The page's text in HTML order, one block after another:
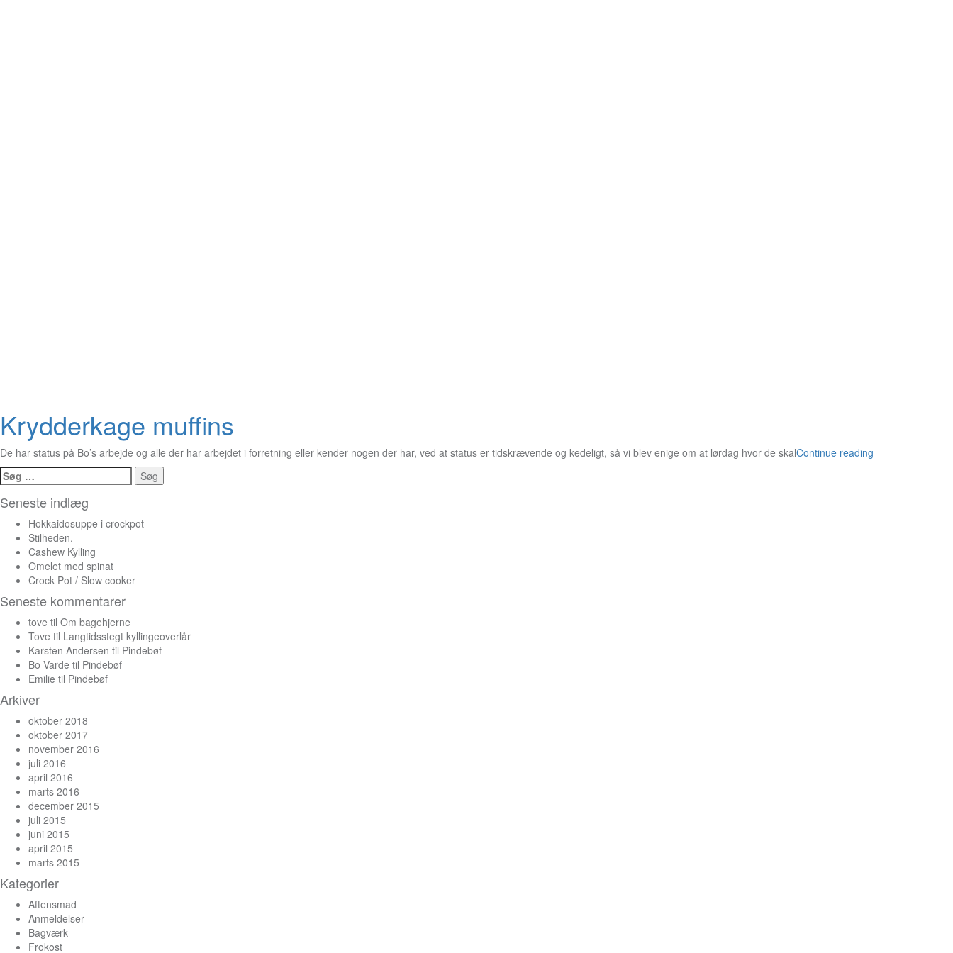
Krydderkage muffins
De har status på Bo’s arbejde og alle der har arbejdet i forretning eller kender nogen der har, ved at status er tidskrævende og kedeligt, så vi blev enige om at lørdag hvor de skalContinue reading
Søg
efter:
Seneste indlæg
Hokkaidosuppe i crockpot
Stilheden.
Cashew Kylling
Omelet med spinat
Crock Pot / Slow cooker
Seneste kommentarer
tove til Om bagehjerne
Tove til Langtidsstegt kyllingeoverlår
Karsten Andersen til Pindebøf
Bo Varde til Pindebøf
Emilie til Pindebøf
Arkiver
oktober 2018
oktober 2017
november 2016
juli 2016
april 2016
marts 2016
december 2015
juli 2015
juni 2015
april 2015
marts 2015
Kategorier
Aftensmad
Anmeldelser
Bagværk
Frokost